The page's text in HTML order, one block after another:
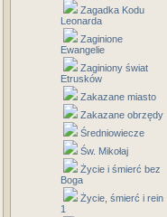
Zagadka Kodu
Leonarda
Zaginione
Ewangelie
Zaginiony świat
Etrusków
Zakazane miasto
Zakazane obrzędy
Średniowiecze
Św. Mikołaj
Życie i śmierć bez
Boga
Życie, śmierć i rein
1